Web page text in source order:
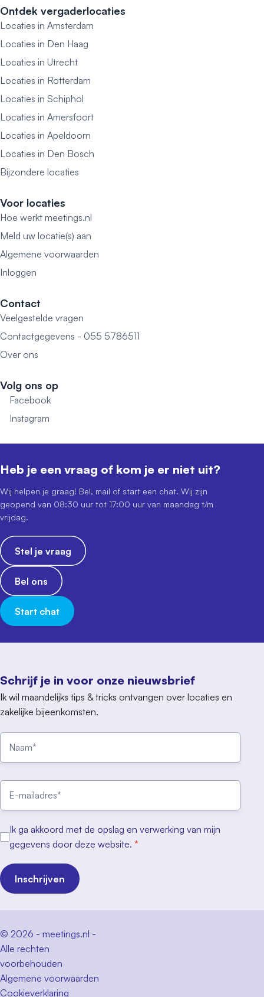
Ontdek vergaderlocaties
Locaties in Amsterdam
Locaties in Den Haag
Locaties in Utrecht
Locaties in Rotterdam
Locaties in Schiphol
Locaties in Amersfoort
Locaties in Apeldoorn
Locaties in Den Bosch
Bijzondere locaties
Voor locaties
Hoe werkt meetings.nl
Meld uw locatie(s) aan
Algemene voorwaarden
Inloggen
Contact
Veelgestelde vragen
Contactgegevens - 055 5786511
Over ons
Volg ons op
Facebook
Instagram
Schrijf je in voor onze nieuwsbrief
Ik wil maandelijks tips & tricks ontvangen over locaties en
zakelijke bijeenkomsten.
Ik ga akkoord met de opslag en verwerking van mijn
gegevens door deze website. *
Inschrijven
Heb je een vraag of kom je er niet uit?
Wij helpen je graag! Bel, mail of start een chat. Wij zijn
geopend van 08:30 uur tot 17:00 uur van maandag t/m
vrijdag.
Stel je vraag
Bel ons
Start chat
© 2026 - meetings.nl -
Alle rechten
voorbehouden
Algemene voorwaarden
Cookieverklaring